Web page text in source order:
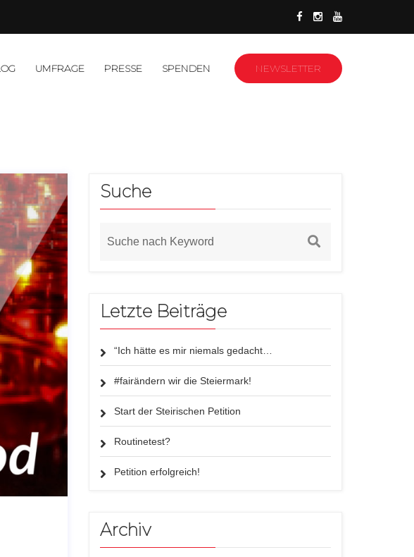
UMFRAGE PRESSE SPENDEN NEWSLETTER
Suche
Letzte Beiträge
“Ich hätte es mir niemals gedacht…
#fairändern wir die Steiermark!
Start der Steirischen Petition
Routinetest?
Petition erfolgreich!
Archiv